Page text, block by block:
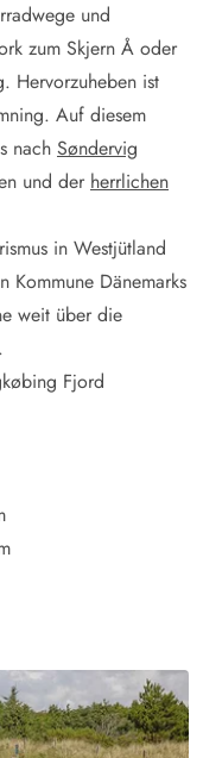
und
zum Skjern Å oder
Hervorzuheben ist
Auf diesem
nach Søndervig
und der herrlichen
in Westjütland
Kommune Dänemarks
weit über die
Fjord